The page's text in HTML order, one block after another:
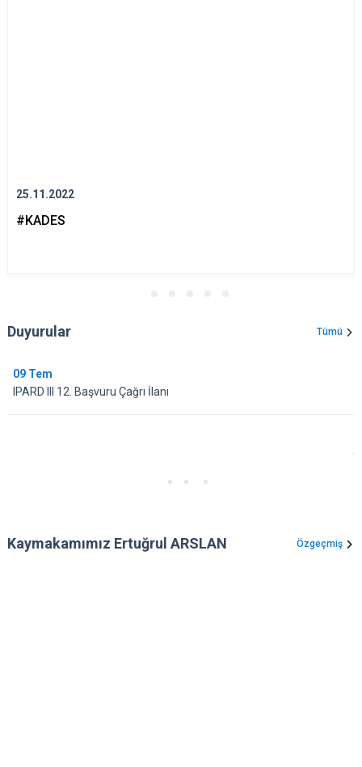
25.11.2022
#KADES
Duyurular Tümü
09 Tem
IPARD III 12. Başvuru Çağrı İlanı
Kaymakamımız Ertuğrul ARSLAN Özgeçmiş